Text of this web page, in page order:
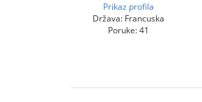
Prikaz profila
Država: Francuska
Poruke: 41